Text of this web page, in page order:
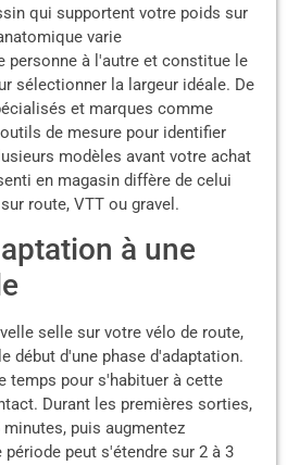
qui supportent votre poids sur
varie
personne à l'autre et constitue le
sélectionner la largeur idéale. De
et marques comme
de mesure pour identifier
modèles avant votre achat
en magasin diffère de celui
route, VTT ou gravel.
à une
selle sur votre vélo de route,
début d'une phase d'adaptation.
temps pour s'habituer à cette
Durant les premières sorties,
minutes, puis augmentez
peut s'étendre sur 2 à 3